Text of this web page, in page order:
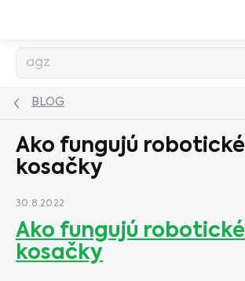
BLOG
Ako fungujú robotické
kosačky
30.8.2022
Ako fungujú robotické
kosačky